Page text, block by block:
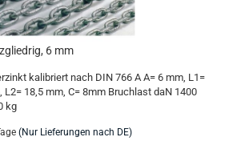
6 mm
kalibriert nach DIN 766 A A= 6 mm, L1=
L2= 18,5 mm, C= 8mm Bruchlast daN 1400
kg
(Nur Lieferungen nach DE)